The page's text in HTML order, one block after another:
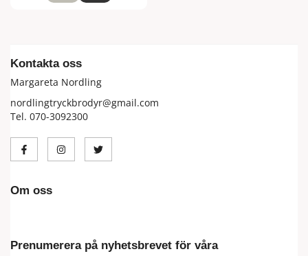
Kontakta oss
Margareta Nordling
nordlingtryckbrodyr@gmail.com
Tel. 070-3092300
Om oss
Prenumerera på nyhetsbrevet för våra